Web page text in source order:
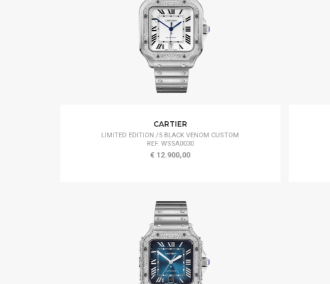
CARTIER
LIMITED EDITION /5 BLACK VENOM CUSTOM
REF. WSSA0030
€ 12.900,00